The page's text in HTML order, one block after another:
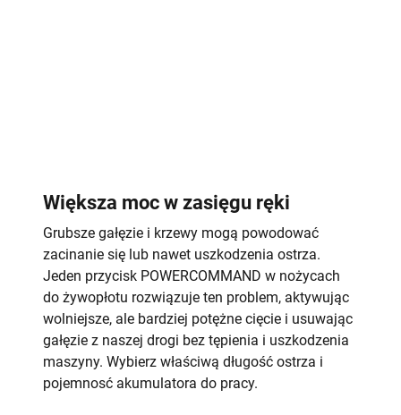
Większa moc w zasięgu ręki
Grubsze gałęzie i krzewy mogą powodować
zacinanie się lub nawet uszkodzenia ostrza.
Jeden przycisk POWERCOMMAND w nożycach
do żywopłotu rozwiązuje ten problem, aktywując
wolniejsze, ale bardziej potężne cięcie i usuwając
gałęzie z naszej drogi bez tępienia i uszkodzenia
maszyny. Wybierz właściwą długość ostrza i
pojemnosć akumulatora do pracy.